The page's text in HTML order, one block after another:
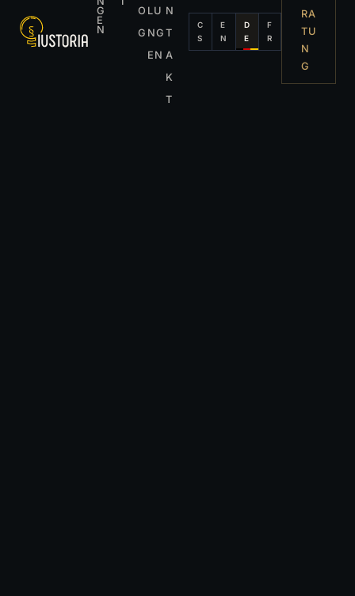
G
E
N
O
G
LU
NG
EN
N
T
A
K
T
C
S
E
N
D
E
F
R
RA
TU
N
G